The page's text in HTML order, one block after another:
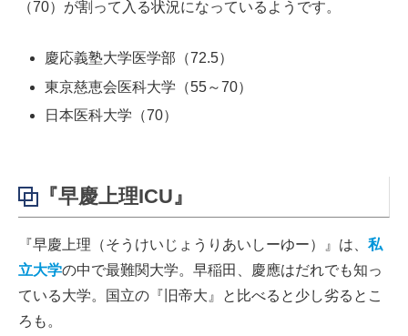
（70）が割って入る状況になっているようです。
慶応義塾大学医学部（72.5）
東京慈恵会医科大学（55～70）
日本医科大学（70）
『早慶上理ICU』
『早慶上理（そうけいじょうりあいしーゆー）』は、 私
立大学の中で最難関大学。早稲田、慶應はだれでも知っ
ている大学。国立の『旧帝大』と比べると少し劣るとこ
ろも。